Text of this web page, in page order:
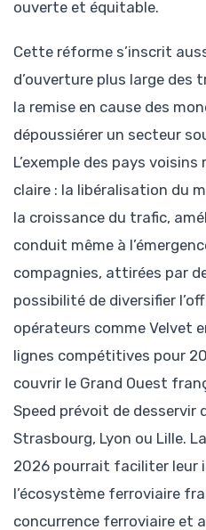
ouverte et équitable.
Cette réforme s’inscrit
d’ouverture plus large des
la remise en cause des
dépoussiérer un secteur
L’exemple des pays
claire : la libéralisation du
la croissance du trafic,
conduit même à
compagnies, attirées par
possibilité de diversifier
opérateurs comme Velvet
lignes compétitives pour
couvrir le Grand Ouest
Speed prévoit de desservir
Strasbourg, Lyon ou Lille.
2026 pourrait faciliter leur
l’écosystème ferroviaire
concurrence ferroviaire et